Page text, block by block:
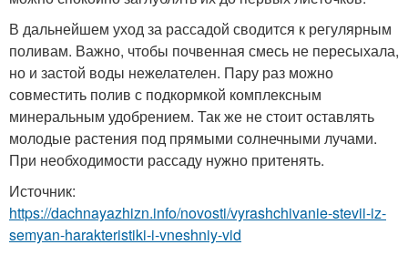
В дальнейшем уход за рассадой сводится к регулярным
поливам. Важно, чтобы почвенная смесь не пересыхала,
но и застой воды нежелателен. Пару раз можно
совместить полив с подкормкой комплексным
минеральным удобрением. Так же не стоит оставлять
молодые растения под прямыми солнечными лучами.
При необходимости рассаду нужно притенять.
Источник:
https://dachnayazhizn.info/novosti/vyrashchivanie-stevii-iz-
semyan-harakteristiki-i-vneshniy-vid